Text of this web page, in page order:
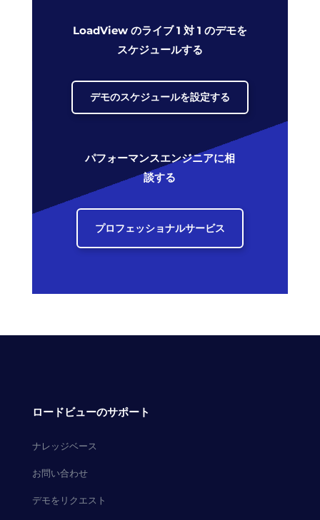
LoadView のライブ 1 対 1 のデモを
スケジュールする
デモのスケジュールを設定する
パフォーマンスエンジニアに相
談する
プロフェッショナルサービス
ロードビューのサポート
ナレッジベース
お問い合わせ
デモをリクエスト